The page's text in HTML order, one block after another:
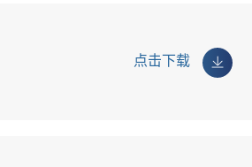
点击下载